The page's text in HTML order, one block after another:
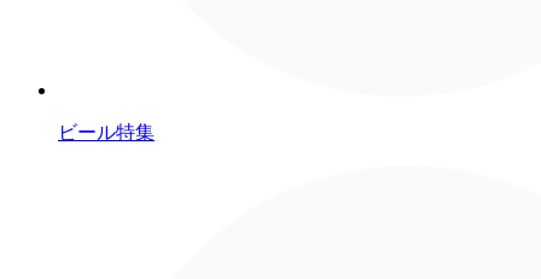
ビール特集